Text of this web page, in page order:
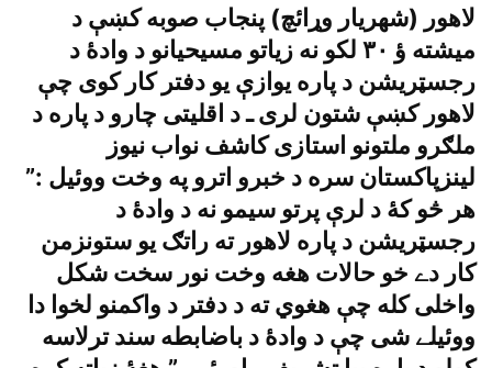
لاهور (شهريار وړائچ) پنجاب صوبه کښې د
ميشته ؤ ٣٠ لکو نه زياتو مسيحيانو د وادۀ د
رجسټريشن د پاره يوازې يو دفتر کار کوى چې
لاهور کښې شتون لرى ـ د اقليتى چارو د پاره د
ملګرو ملتونو استازى کاشف نواب نيوز
لينزپاکستان سره د خبرو اترو په وخت ووئيل :”
هر څو کۀ د لرې پرتو سيمو نه د وادۀ د
رجسټريشن د پاره لاهور ته راتګ يو ستونزمن
کار دے خو حالات هغه وخت نور سخت شکل
واخلى کله چې هغوي ته د دفتر د واکمنو لخوا دا
ووئيلے شى چې د وادۀ د باضابطه سند ترلاسه